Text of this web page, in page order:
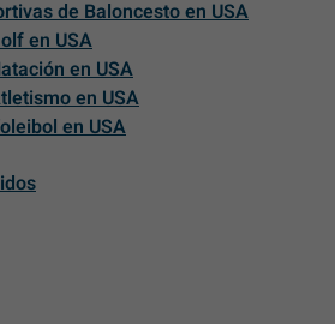
de Baloncesto en USA
en USA
en USA
en USA
en USA